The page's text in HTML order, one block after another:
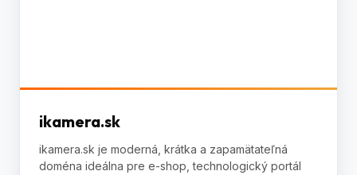
ikamera.sk
ikamera.sk je moderná, krátka a zapamätateľná
doména ideálna pre e-shop, technologický portál